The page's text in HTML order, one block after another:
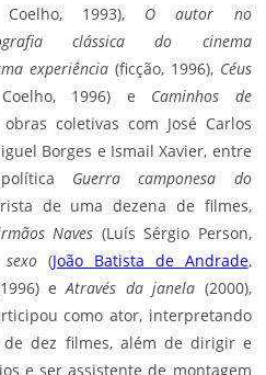
1993), O autor no
clássica do cinema
experiência (ficção, 1996), Céus
1996) e Caminhos de
obras coletivas com José Carlos
Borges e Ismail Xavier, entre
Guerra camponesa do
de uma dezena de filmes,
Naves (Luís Sérgio Person,
(João Batista de Andrade,
eAtravés da janela (2000),
como ator, interpretando
de dez filmes, além de dirigir e
e ser assistente de montagem